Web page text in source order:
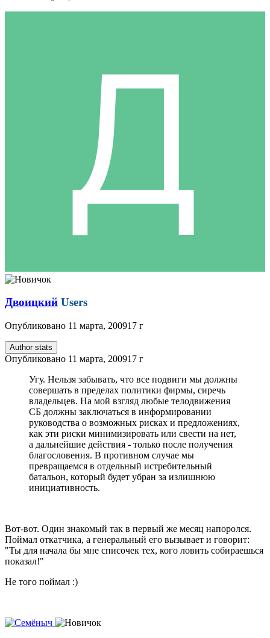
Двоицкий Users
Опубликовано 11 марта, 200917 г
Author stats
Опубликовано 11 марта, 200917 г
Угу. Нельзя забывать, что все подвиги мы должны
совершать в пределах политики фирмы, сиречь
владельцев. На мой взгляд любые телодвижения
СБ должны заключаться в информировании
руководства о возможных рисках и предложениях,
как эти риски минимизировать или свести на нет,
а дальнейшие действия - только после получения
благословения. В противном случае мы
превращаемся в отдельный истребительный
батальон, который будет убран за излишнюю
инициативность.
Вот-вот. Один знакомый так в первый же месяц напоролся.
Поймал откатчика, а генеральный его вызывает и говорит:
"Ты для начала бы мне списочек тех, кого ловить собираешься
показал!"
Не того поймал :)